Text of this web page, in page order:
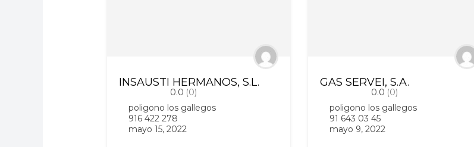
INSAUSTI HERMANOS, S.L.
0.0 (0)
poligono los gallegos
916 422 278
mayo 15, 2022
GAS SERVEI, S.A.
0.0 (0)
poligono los gallegos
91 643 03 45
mayo 9, 2022